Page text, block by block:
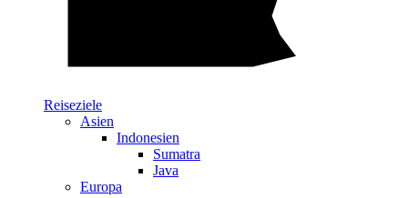
Reiseziele
Asien
Indonesien
Sumatra
Java
Europa